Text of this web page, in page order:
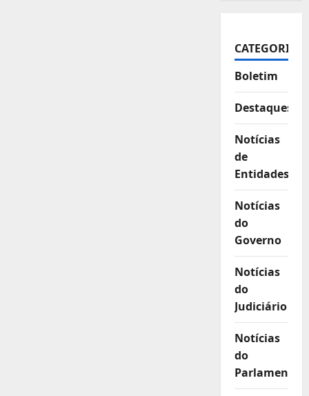
CATEGORIAS
Boletim
Destaques
Notícias
de
Entidades
Notícias
do
Governo
Notícias
do
Judiciário
Notícias
do
Parlamento